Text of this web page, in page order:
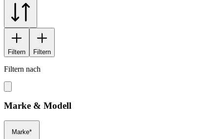
Filtern Filtern
Filtern nach
Marke & Modell
Marke*